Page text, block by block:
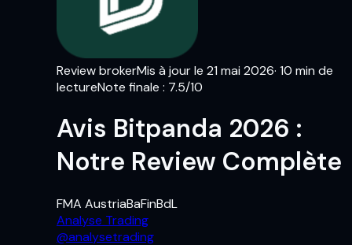
Review brokerMis à jour le 21 mai 2026· 10 min de
lectureNote finale : 7.5/10
Avis Bitpanda 2026 :
Notre Review Complète
FMA AustriaBaFinBdL
Analyse Trading
@analysetrading